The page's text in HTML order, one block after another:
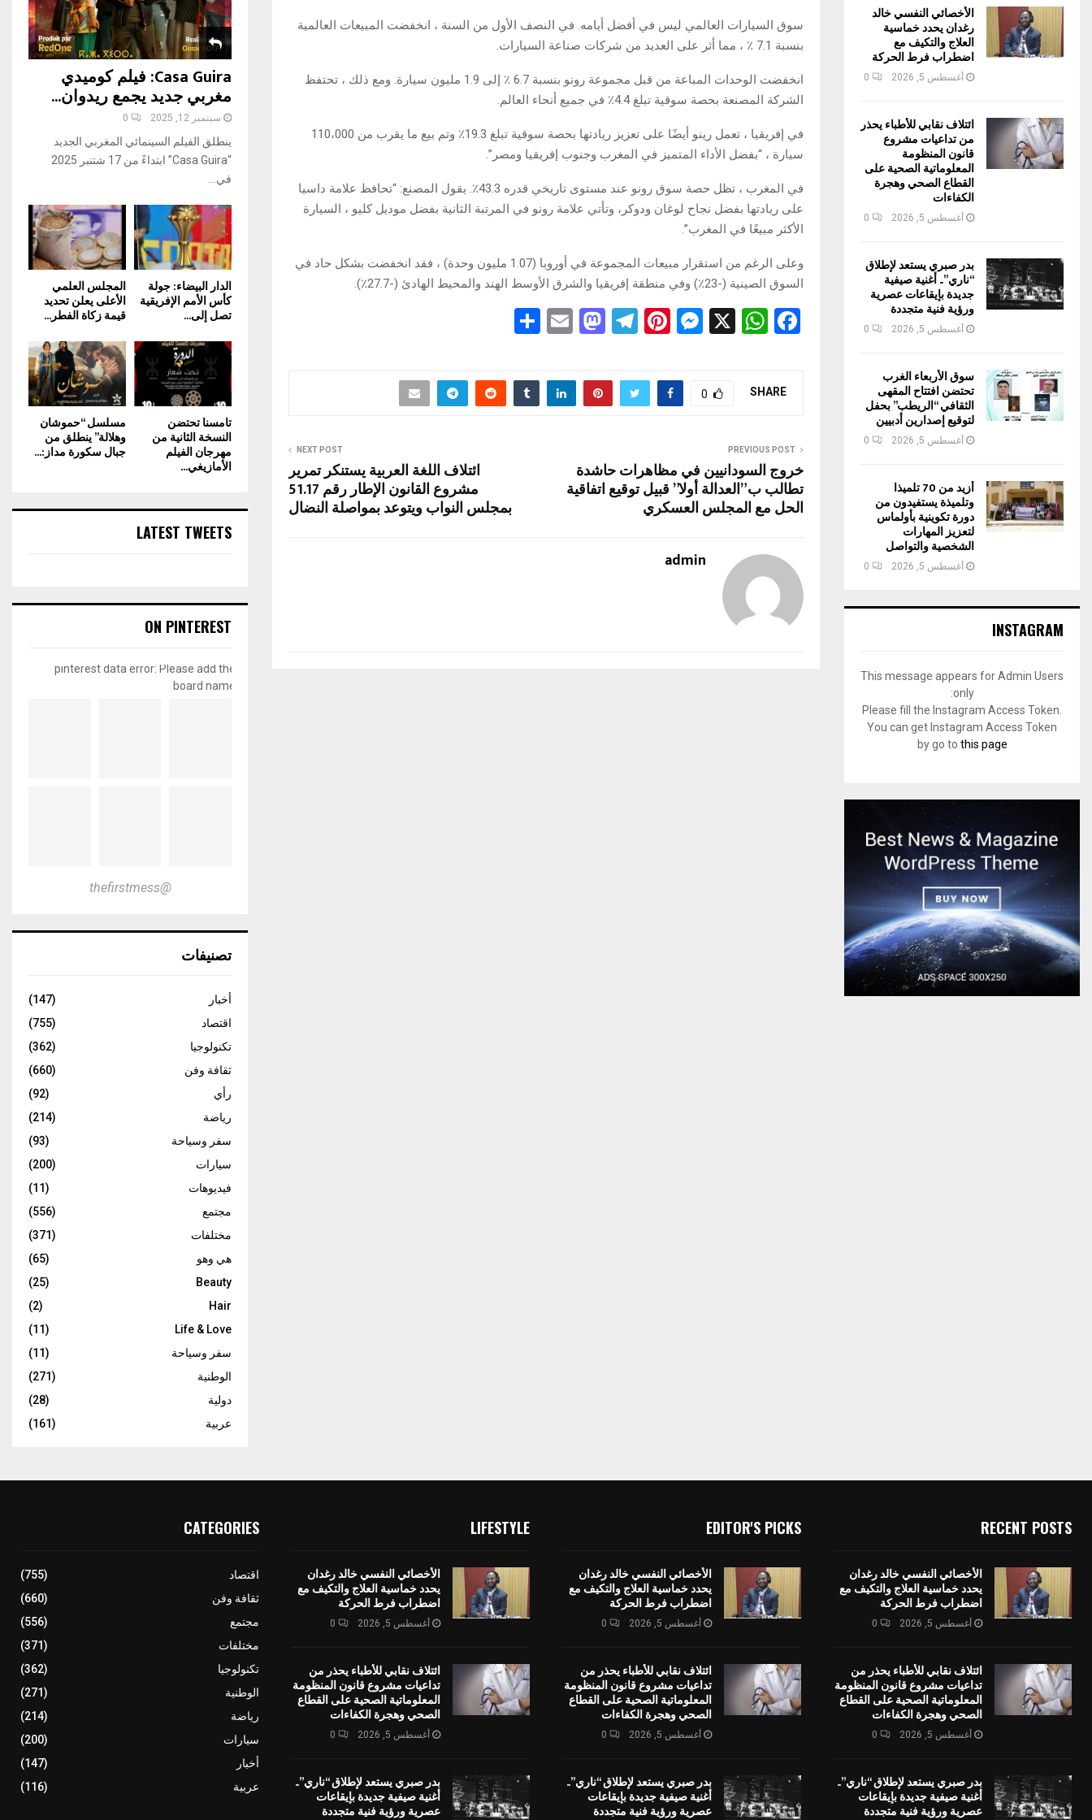
سوق السيارات العالمي ليس في أفضل أيامه. في النصف الأول من السنة ، انخفضت المبيعات العالمية
بنسبة 7.1 ٪ ، مما أثر على العديد من شركات صناعة السيارات.
انخفضت الوحدات المباعة من قبل مجموعة رونو بنسبة 6.7 ٪ إلى 1.9 مليون سيارة. ومع ذلك ، تحتفظ
الشركة المصنعة بحصة سوقية تبلغ 4.4٪ في جميع أنحاء العالم.
في إفريقيا ، تعمل رينو أيضًا على تعزيز ريادتها بحصة سوقية تبلغ 19.3٪ وتم بيع ما يقرب من 110،000
سيارة ، “بفضل الأداء المتميز في المغرب وجنوب إفريقيا ومصر”.
في المغرب ، تظل حصة سوق رونو عند مستوى تاريخي قدره 43.3٪. يقول المصنع: “تحافظ علامة داسيا
على ريادتها بفضل نجاح لوغان ودوكر، وتأتي علامة رونو في المرتبة الثانية بفضل موديل كليو ، السيارة
الأكثر مبيعًا في المغرب”.
وعلى الرغم من استقرار مبيعات المجموعة في أوروبا (1.07 مليون وحدة) ، فقد انخفضت بشكل حاد في
السوق الصينية (-23٪) وفي منطقة إفريقيا والشرق الأوسط الهند والمحيط الهادئ (-27.7٪).
F
b
o
k
W
p
p
X
M
se
n
Pi
er
es
T
e
gr
M
st
o
n
E
ail
ar
e
SHARE
0
PREVIOUS POST
خروج السودانيين في مظاهرات حاشدة
تطالب ب”العدالة أولا” قبيل توقيع اتفاقية
الحل مع المجلس العسكري
NEXT POST
ائتلاف اللغة العربية يستنكر تمرير
مشروع القانون الإطار رقم 51.17
بمجلس النواب ويتوعد بمواصلة النضال
admin
الأخصائي النفسي خالد
رغدان يحدد خماسية
العلاج والتكيف مع
اضطراب فرط الحركة
أغسطس 5, 2026 0
ائتلاف نقابي للأطباء يحذر
من تداعيات مشروع
قانون المنظومة
المعلوماتية الصحية على
القطاع الصحي وهجرة
الكفاءات
أغسطس 5, 2026 0
بدر صبري يستعد لإطلاق
“ناري”.. أغنية صيفية
جديدة بإيقاعات عصرية
ورؤية فنية متجددة
أغسطس 5, 2026 0
سوق الأربعاء الغرب
تحتضن افتتاح المقهى
الثقافي “الريطب” بحفل
لتوقيع إصدارين أدبيين
أغسطس 5, 2026 0
أزيد من 70 تلميذا
وتلميذة يستفيدون من
دورة تكوينية بأولماس
لتعزيز المهارات
الشخصية والتواصل
أغسطس 5, 2026 0
INSTAGRAM
This message appears for Admin Users
only:
Please fill the Instagram Access Token.
You can get Instagram Access Token
by go to this page
Casa Guira: فيلم كوميدي
مغربي جديد يجمع ريدوان...
سبتمبر 12, 2025 0
ينطلق الفيلم السينمائي المغربي الجديد
“Casa Guira” ابتداءً من 17 شتنبر 2025
في...
المجلس العلمي
الأعلى يعلن تحديد
قيمة زكاة الفطر...
الدار البيضاء: جولة
كأس الأمم الإفريقية
تصل إلى...
مسلسل “حموشان
وهلالة” ينطلق من
جبال سكورة مداز:...
تامسنا تحتضن
النسخة الثانية من
مهرجان الفيلم
الأمازيغي...
LATEST TWEETS
ON PINTEREST
pinterest data error: Please add the
board name
@thefirstmess
تصنيفات
أخبار
(147)
اقتصاد
(755)
تكنولوجيا
(362)
ثقافة وفن
(660)
رأي
(92)
رياضة
(214)
سفر وسياحة
(93)
سيارات
(200)
فيديوهات
(11)
مجتمع
(556)
مختلفات
(371)
هي وهو
(65)
Beauty
(25)
Hair
(2)
Life & Love
(11)
سفر وسياحة
(11)
الوطنية
(271)
دولية
(28)
عربية
(161)
RECENT POSTS
الأخصائي النفسي خالد رغدان
يحدد خماسية العلاج والتكيف مع
اضطراب فرط الحركة
أغسطس 5, 2026 0
ائتلاف نقابي للأطباء يحذر من
تداعيات مشروع قانون المنظومة
المعلوماتية الصحية على القطاع
الصحي وهجرة الكفاءات
أغسطس 5, 2026 0
بدر صبري يستعد لإطلاق “ناري”..
أغنية صيفية جديدة بإيقاعات
عصرية ورؤية فنية متجددة
EDITOR'S PICKS
الأخصائي النفسي خالد رغدان
يحدد خماسية العلاج والتكيف مع
اضطراب فرط الحركة
أغسطس 5, 2026 0
ائتلاف نقابي للأطباء يحذر من
تداعيات مشروع قانون المنظومة
المعلوماتية الصحية على القطاع
الصحي وهجرة الكفاءات
أغسطس 5, 2026 0
بدر صبري يستعد لإطلاق “ناري”..
أغنية صيفية جديدة بإيقاعات
عصرية ورؤية فنية متجددة
LIFESTYLE
الأخصائي النفسي خالد رغدان
يحدد خماسية العلاج والتكيف مع
اضطراب فرط الحركة
أغسطس 5, 2026 0
ائتلاف نقابي للأطباء يحذر من
تداعيات مشروع قانون المنظومة
المعلوماتية الصحية على القطاع
الصحي وهجرة الكفاءات
أغسطس 5, 2026 0
بدر صبري يستعد لإطلاق “ناري”..
أغنية صيفية جديدة بإيقاعات
عصرية ورؤية فنية متجددة
CATEGORIES
اقتصاد
(755)
ثقافة وفن
(660)
مجتمع
(556)
مختلفات
(371)
تكنولوجيا
(362)
الوطنية
(271)
رياضة
(214)
سيارات
(200)
أخبار
(147)
عربية
(116)